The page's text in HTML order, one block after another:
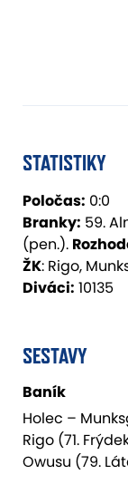
STATISTIKY
Poločas: 0:0
Branky: 59.
(pen.).
ŽK: Rigo,
Diváci: 10135
SESTAVY
Baník
Holec –
Rigo (71.
Owusu (79.